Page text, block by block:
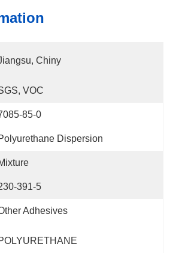
Chiny
VOC
85-0
Dispersion
391-5
Adhesives